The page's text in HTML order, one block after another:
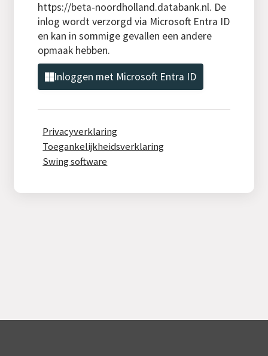
https://beta-noordholland.databank.nl. De
inlog wordt verzorgd via Microsoft Entra ID
en kan in sommige gevallen een andere
opmaak hebben.
Inloggen met Microsoft Entra ID
Privacyverklaring
Toegankelijkheidsverklaring
Swing software